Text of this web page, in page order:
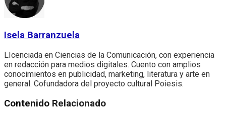
Isela Barranzuela
LIcenciada en Ciencias de la Comunicación, con experiencia
en redacción para medios digitales. Cuento con amplios
conocimientos en publicidad, marketing, literatura y arte en
general. Cofundadora del proyecto cultural Poiesis.
Contenido Relacionado